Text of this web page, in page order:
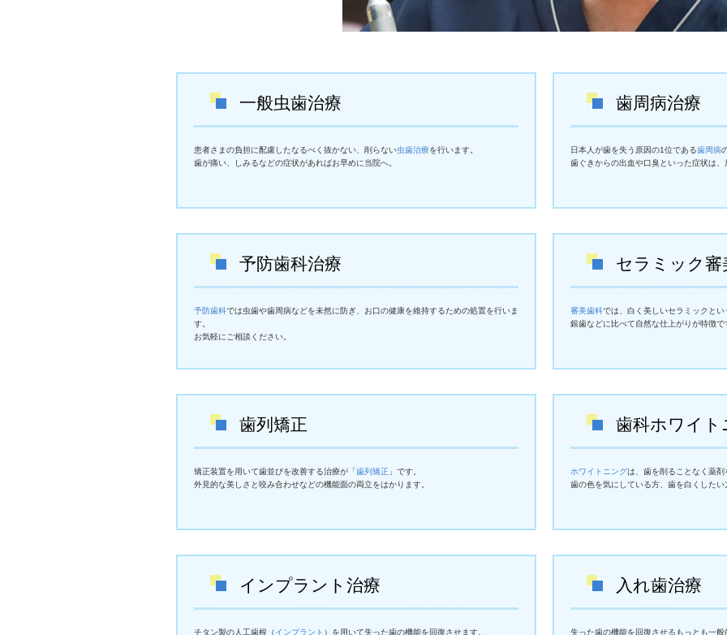
一般虫歯治療
患者さまの負担に配慮したなるべく抜かない、削らない虫歯治療を行います。
歯が痛い、しみるなどの症状があればお早めに当院へ。
歯周病治療
日本人が歯を失う原因の1位である歯周病
歯ぐきからの出血や口臭といった症状は
予防歯科治療
予防歯科では虫歯や歯周病などを未然に防ぎ、お口の健康を維持するための処置を行いま
す。
お気軽にご相談ください。
セラミック審
審美歯科では、白く美しいセラミックと
銀歯などに比べて自然な仕上がりが特徴で
歯列矯正
矯正装置を用いて歯並びを改善する治療が「歯列矯正 」です。
外見的な美しさと咬み合わせなどの機能面の両立をはかります。
歯科ホワイト
ホワイトニングは、歯を削ることなく薬
歯の色を気にしている方、歯を白くした
インプラント治療
チタン製の人工歯根（インプラント ）を用いて失った歯の機能を回復させます。
入れ歯治療
失った歯の機能を回復させるもっとも一般